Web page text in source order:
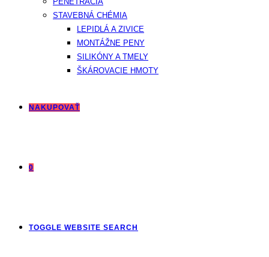
STAVEBNÁ CHÉMIA
LEPIDLÁ A ZIVICE
MONTÁŽNE PENY
SILIKÓNY A TMELY
ŠKÁROVACIE HMOTY
NAKUPOVAŤ
0
TOGGLE WEBSITE SEARCH